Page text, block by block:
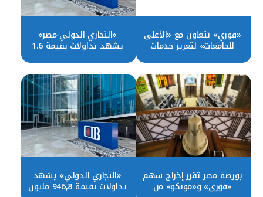
«فوري» تتعاون مع «الأعلى
للجامعات» لتعزيز خدمات
«التجاري الدولي-مصر»
يشهد تداولات بقيمة 1.6
بورصة مصر تقرر إخراج سهم
«فوري» و«موبكو» من
«التجاري الدولي» يشهد
تداولات بقيمة 946,8 مليون